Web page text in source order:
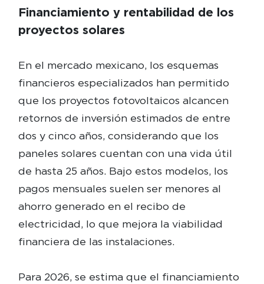
Financiamiento y rentabilidad de los
proyectos solares
En el mercado mexicano, los esquemas
financieros especializados han permitido
que los proyectos fotovoltaicos alcancen
retornos de inversión estimados de entre
dos y cinco años, considerando que los
paneles solares cuentan con una vida útil
de hasta 25 años. Bajo estos modelos, los
pagos mensuales suelen ser menores al
ahorro generado en el recibo de
electricidad, lo que mejora la viabilidad
financiera de las instalaciones.
Para 2026, se estima que el financiamiento